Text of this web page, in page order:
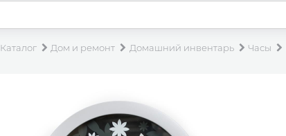
Каталог Дом и ремонт Домашний инвентарь Часы